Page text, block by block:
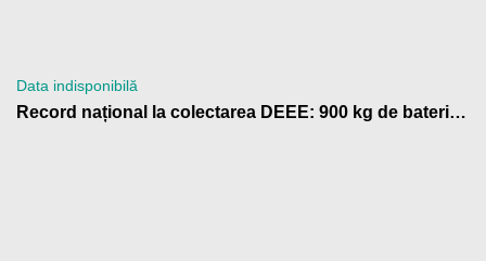
Data indisponibilă
Record național la colectarea DEEE: 900 kg de baterii trimise la reciclare de Școala Gimnazială „Anton Pann” Râmnicu Vâlcea